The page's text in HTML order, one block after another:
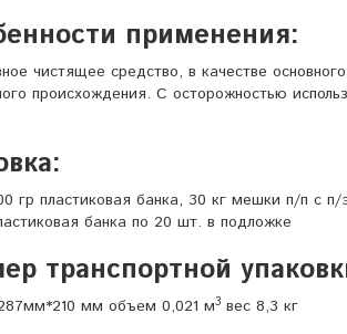
применения:
чистящее средство, в качестве
происхождения. С осторожностью
гр пластиковая банка, 30 кг мешки п/п с
банка по 20 шт. в подложке
транспортной
мм объем 0,021 м3вес 8,3 кг